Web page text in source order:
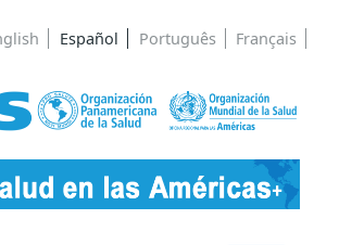
Español Português Français